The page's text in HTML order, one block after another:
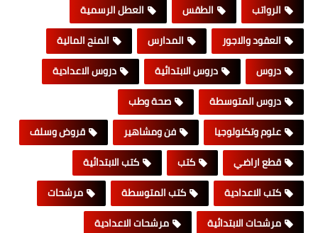
الرواتب
الطقس
العطل الرسمية
العقود والاجور
المدارس
المنح المالية
دروس
دروس الابتدائية
دروس الاعدادية
دروس المتوسطة
صحة وطب
علوم وتكنولوجيا
فن ومشاهير
قروض وسلف
قطع اراضي
كتب
كتب الابتدائية
كتب الاعدادية
كتب المتوسطة
مرشحات
مرشحات الابتدائية
مرشحات الاعدادية